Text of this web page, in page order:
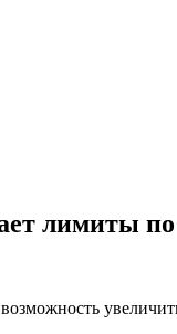
лимиты